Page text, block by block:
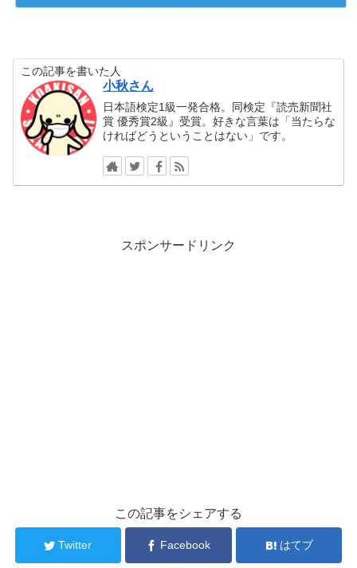
この記事を書いた人
小秋さん
日本語検定1級一発合格。同検定『読売新聞社
賞 優秀賞2級』受賞。好きな言葉は「当たらな
ければどうということはない」です。
スポンサードリンク
この記事をシェアする
Twitter Facebook はてブ